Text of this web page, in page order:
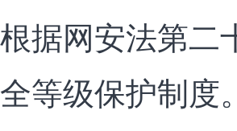
根据网安法第二
全等级保护制度